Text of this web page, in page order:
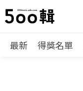
最新 得獎名單